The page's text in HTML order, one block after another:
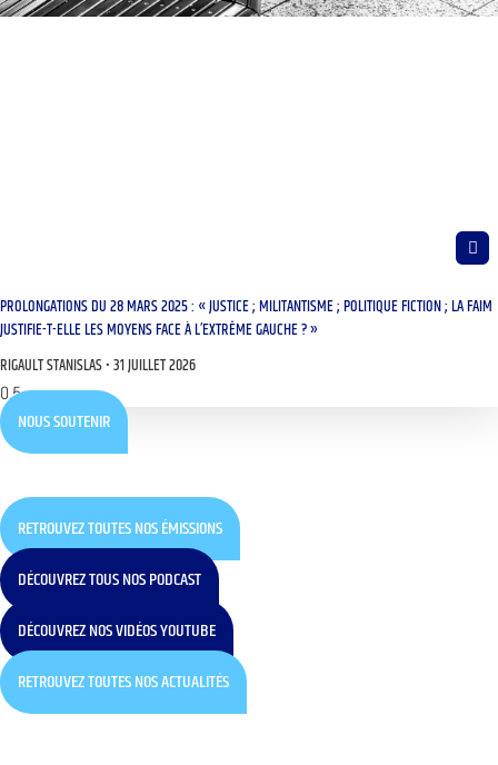
PROLONGATIONS DU 28 MARS 2025 : « JUSTICE ; MILITANTISME ; POLITIQUE FICTION ; LA FAIM
JUSTIFIE-T-ELLE LES MOYENS FACE À L’EXTRÊME GAUCHE ? »
RIGAULT STANISLAS 31 JUILLET 2026
NOUS SOUTENIR
RETROUVEZ TOUTES NOS ÉMISSIONS
DÉCOUVREZ TOUS NOS PODCAST
DÉCOUVREZ NOS VIDÉOS YOUTUBE
RETROUVEZ TOUTES NOS ACTUALITÉS